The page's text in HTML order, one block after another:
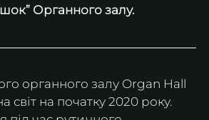
Органного залу.
органного залу Organ Hall
світ на початку 2020 року.